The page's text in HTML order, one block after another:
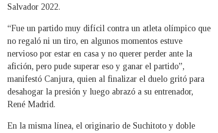
Salvador 2022.
“Fue un partido muy difícil contra un atleta olímpico que
no regaló ni un tiro, en algunos momentos estuve
nervioso por estar en casa y no querer perder ante la
afición, pero pude superar eso y ganar el partido”,
manifestó Canjura, quien al finalizar el duelo gritó para
desahogar la presión y luego abrazó a su entrenador,
René Madrid.
En la misma línea, el originario de Suchitoto y doble